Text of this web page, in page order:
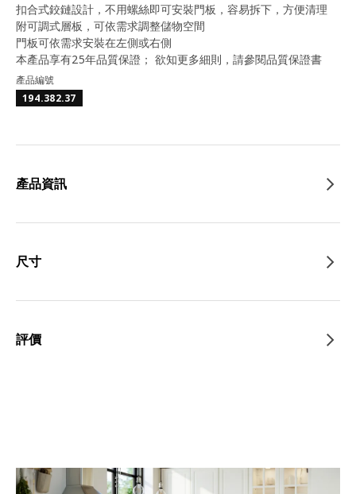
扣合式鉸鏈設計，不用螺絲即可安裝門板，容易拆下，方便清理
附可調式層板，可依需求調整儲物空間
門板可依需求安裝在左側或右側
本產品享有25年品質保證； 欲知更多細則，請參閱品質保證書
產品編號
194.382.37
產品資訊
尺寸
評價